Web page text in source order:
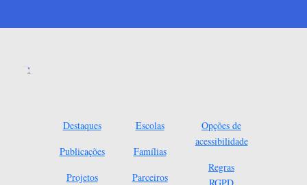
Destaques
Publicações
Projetos
Escolas
Famílias
Parceiros
Opções de
acessibilidade
Regras